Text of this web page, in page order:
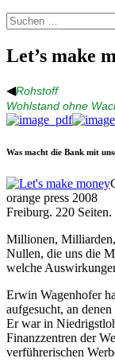
Suchen
nach:
Let’s make
◀Rohstoff
Wohlstand ohne
Was macht die Bank mit
orange press 2008
Freiburg. 220 Seiten.
Millionen,
Nullen, die uns die
welche
Erwin Wagenhofer
aufgesucht, an
Er war in
Finanzzentren der
verführerischen